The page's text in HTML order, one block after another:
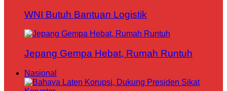
WNI Butuh Bantuan Logistik
Jepang Gempa Hebat, Rumah Runtuh
Nasional